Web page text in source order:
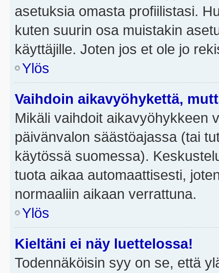
asetuksia omasta profiilistasi.
kuten suurin osa muistakin
käyttäjille. Joten jos et ole jo
Ylös
Vaihdoin aikavyöhykettä,
Mikäli vaihdoit aikavyöhykkeen
päivänvalon säästöajassa (tai
käytössä suomessa).
tuota aikaa automaattisesti,
normaaliin aikaan verrattuna.
Ylös
Kieltäni ei näy luettelossa!
Todennäköisin syy on se, että